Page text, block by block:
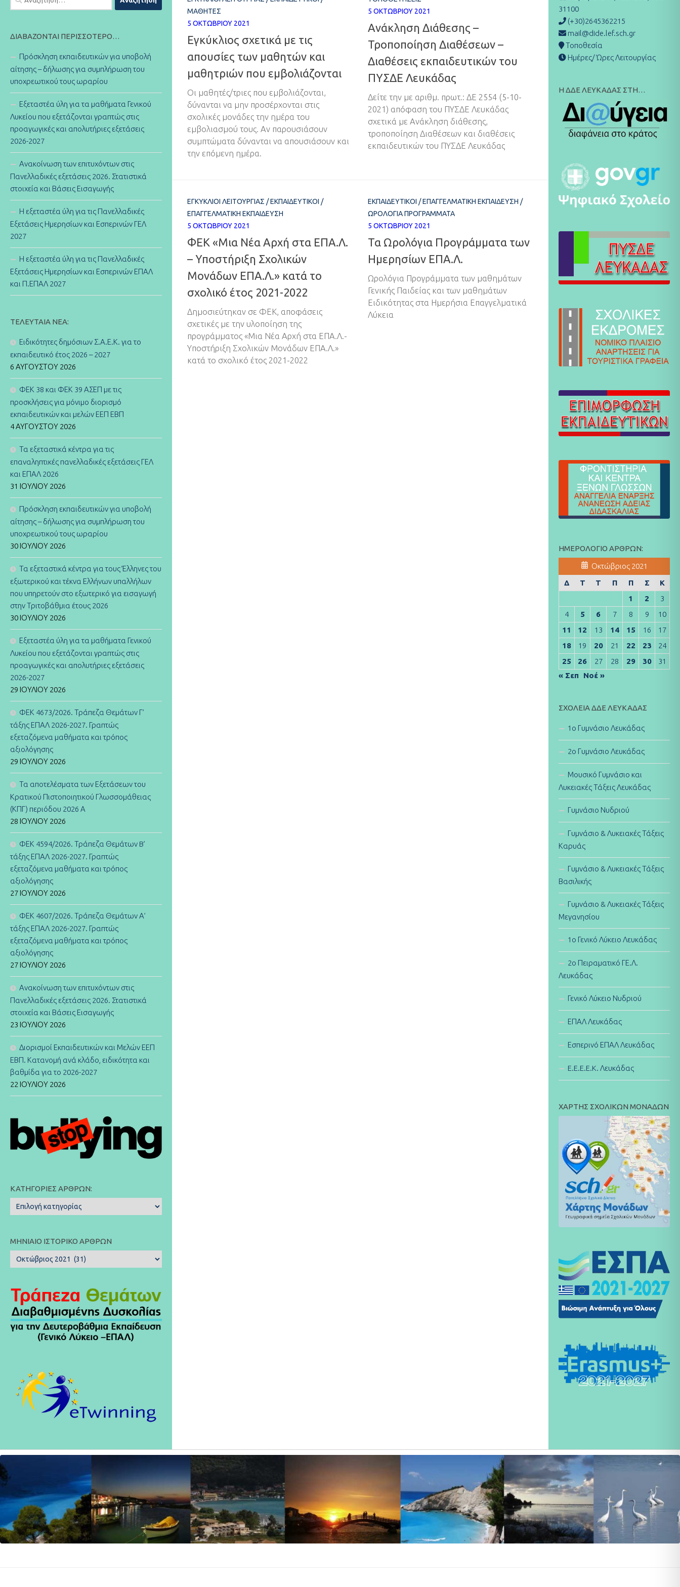
ΜΑΘΗΤΈΣ
5 ΟΚΤΩΒΡΊΟΥ 2021
Εγκύκλιος σχετικά με τις
απουσίες των μαθητών και
μαθητριών που εμβολιάζονται
Οι μαθητές/τριες που εμβολιάζονται,
δύνανται να μην προσέρχονται στις
σχολικές μονάδες την ημέρα του
εμβολιασμού τους. Αν παρουσιάσουν
συμπτώματα δύνανται να απουσιάσουν και
την επόμενη ημέρα.
5 ΟΚΤΩΒΡΊΟΥ 2021
Ανάκληση Διάθεσης –
Τροποποίηση Διαθέσεων –
Διαθέσεις εκπαιδευτικών του
ΠΥΣΔΕ Λευκάδας
Δείτε την με αριθμ. πρωτ.: ΔΕ 2554 (5-10-
2021) απόφαση του ΠΥΣΔΕ Λευκάδας
σχετικά με Ανάκληση διάθεσης,
τροποποίηση Διαθέσεων και διαθέσεις
εκπαιδευτικών του ΠΥΣΔΕ Λευκάδας
ΕΓΚΎΚΛΙΟΙ ΛΕΙΤΟΥΡΓΊΑΣ /ΕΚΠΑΙΔΕΥΤΙΚΟΊ /
ΕΠΑΓΓΕΛΜΑΤΙΚΉ ΕΚΠΑΊΔΕΥΣΗ
5 ΟΚΤΩΒΡΊΟΥ 2021
ΦΕΚ «Μια Νέα Αρχή στα ΕΠΑ.Λ.
– Υποστήριξη Σχολικών
Μονάδων ΕΠΑ.Λ.» κατά το
σχολικό έτος 2021-2022
Δημοσιεύτηκαν σε ΦΕΚ, αποφάσεις
σχετικές με την υλοποίηση της
προγράμματος «Μια Νέα Αρχή στα ΕΠΑ.Λ.-
Υποστήριξη Σχολικών Μονάδων ΕΠΑ.Λ.»
κατά το σχολικό έτος 2021-2022
ΕΚΠΑΙΔΕΥΤΙΚΟΊ /ΕΠΑΓΓΕΛΜΑΤΙΚΉ ΕΚΠΑΊΔΕΥΣΗ /
ΩΡΟΛΌΓΙΑ ΠΡΟΓΡΆΜΜΑΤΑ
5 ΟΚΤΩΒΡΊΟΥ 2021
Τα Ωρολόγια Προγράμματα των
Ημερησίων ΕΠΑ.Λ.
Ωρολόγια Προγράμματα των μαθημάτων
Γενικής Παιδείας και των μαθημάτων
Ειδικότητας στα Ημερήσια Επαγγελματικά
Λύκεια
για:
ΔΙΑΒΆΖΟΝΤΑΙ ΠΕΡΙΣΣΌΤΕΡΟ…
Πρόσκληση εκπαιδευτικών για υποβολή
αίτησης – δήλωσης για συμπλήρωση του
υποχρεωτικού τους ωραρίου
Εξεταστέα ύλη για τα μαθήματα Γενικού
Λυκείου που εξετάζονται γραπτώς στις
προαγωγικές και απολυτήριες εξετάσεις
2026-2027
Ανακοίνωση των επιτυχόντων στις
Πανελλαδικές εξετάσεις 2026. Στατιστικά
στοιχεία και Βάσεις Εισαγωγής
Η εξεταστέα ύλη για τις Πανελλαδικές
Εξετάσεις Ημερησίων και Εσπερινών ΓΕΛ
2027
Η εξεταστέα ύλη για τις Πανελλαδικές
Εξετάσεις Ημερησίων και Εσπερινών ΕΠΑΛ
και Π.ΕΠΑΛ 2027
ΤΕΛΕΥΤΑΊΑ ΝΈΑ:
Ειδικότητες δημόσιων Σ.Α.Ε.Κ. για το
εκπαιδευτικό έτος 2026 – 2027
6 ΑΥΓΟΎΣΤΟΥ 2026
ΦΕΚ 38 και ΦΕΚ 39 ΑΣΕΠ με τις
προσκλήσεις για μόνιμο διορισμό
εκπαιδευτικών και μελών ΕΕΠ ΕΒΠ
4 ΑΥΓΟΎΣΤΟΥ 2026
Τα εξεταστικά κέντρα για τις
επαναληπτικές πανελλαδικές εξετάσεις ΓΕΛ
και ΕΠΑΛ 2026
31 ΙΟΥΛΊΟΥ 2026
Πρόσκληση εκπαιδευτικών για υποβολή
αίτησης – δήλωσης για συμπλήρωση του
υποχρεωτικού τους ωραρίου
30 ΙΟΥΛΊΟΥ 2026
Τα εξεταστικά κέντρα για τους Έλληνες του
εξωτερικού και τέκνα Ελλήνων υπαλλήλων
που υπηρετούν στο εξωτερικό για εισαγωγή
στην Τριτοβάθμια έτους 2026
30 ΙΟΥΛΊΟΥ 2026
Εξεταστέα ύλη για τα μαθήματα Γενικού
Λυκείου που εξετάζονται γραπτώς στις
προαγωγικές και απολυτήριες εξετάσεις
2026-2027
29 ΙΟΥΛΊΟΥ 2026
ΦΕΚ 4673/2026. Τράπεζα Θεμάτων Γ’
τάξης ΕΠΑΛ 2026-2027. Γραπτώς
εξεταζόμενα μαθήματα και τρόπος
αξιολόγησης
29 ΙΟΥΛΊΟΥ 2026
Τα αποτελέσματα των Εξετάσεων του
Κρατικού Πιστοποιητικού Γλωσσομάθειας
(ΚΠΓ) περιόδου 2026 Α
28 ΙΟΥΛΊΟΥ 2026
ΦΕΚ 4594/2026. Τράπεζα Θεμάτων B’
τάξης ΕΠΑΛ 2026-2027. Γραπτώς
εξεταζόμενα μαθήματα και τρόπος
αξιολόγησης
27 ΙΟΥΛΊΟΥ 2026
ΦΕΚ 4607/2026. Τράπεζα Θεμάτων Α’
τάξης ΕΠΑΛ 2026-2027. Γραπτώς
εξεταζόμενα μαθήματα και τρόπος
αξιολόγησης
27 ΙΟΥΛΊΟΥ 2026
Ανακοίνωση των επιτυχόντων στις
Πανελλαδικές εξετάσεις 2026. Στατιστικά
στοιχεία και Βάσεις Εισαγωγής
23 ΙΟΥΛΊΟΥ 2026
Διορισμοί Εκπαιδευτικών και Μελών ΕΕΠ
ΕΒΠ. Κατανομή ανά κλάδο, ειδικότητα και
βαθμίδα για το 2026-2027
22 ΙΟΥΛΊΟΥ 2026
ΚΑΤΗΓΟΡΊΕΣ ΆΡΘΡΩΝ:
Κατηγορίες
Άρθρων:
ΜΗΝΙΑΊΟ ΙΣΤΟΡΙΚΌ ΆΡΘΡΩΝ
Μηνιαίο
Ιστορικό
31100
(+30)2645362215
mail@dide.lef.sch.gr
Τοποθεσία
Ημέρες/ Ώρες Λειτουργίας
Η ΔΔΕ ΛΕΥΚΑΔΑΣ ΣΤΗ…
ΗΜΕΡΟΛΌΓΙΟ ΆΡΘΡΩΝ:
Οκτώβριος 2021
Δ
Τ Τ Π Π Σ
Κ
1
2
3
4
5 6 7 8 9
10
11
12 13 14 15 16
17
18
19 20 21 22 23
24
25
26 27 28 29 30
31
« Σεπ
Νοέ »
ΣΧΟΛΕΊΑ ΔΔΕ ΛΕΥΚΆΔΑΣ
1ο Γυμνάσιο Λευκάδας
2ο Γυμνάσιο Λευκάδας
Μουσικό Γυμνάσιο και
Λυκειακές Τάξεις Λευκάδας
Γυμνάσιο Νυδριού
Γυμνάσιο & Λυκειακές Τάξεις
Καρυάς
Γυμνάσιο & Λυκειακές Τάξεις
Βασιλικής
Γυμνάσιο & Λυκειακές Τάξεις
Μεγανησίου
1ο Γενικό Λύκειο Λευκάδας
2ο Πειραματικό ΓΕ.Λ.
Λευκάδας
Γενικό Λύκειο Νυδριού
ΕΠΑΛ Λευκάδας
Εσπερινό ΕΠΑΛ Λευκάδας
E.E.E.E.K. Λευκάδας
ΧΑΡΤΗΣ ΣΧΟΛΙΚΩΝ ΜΟΝΑΔΩΝ